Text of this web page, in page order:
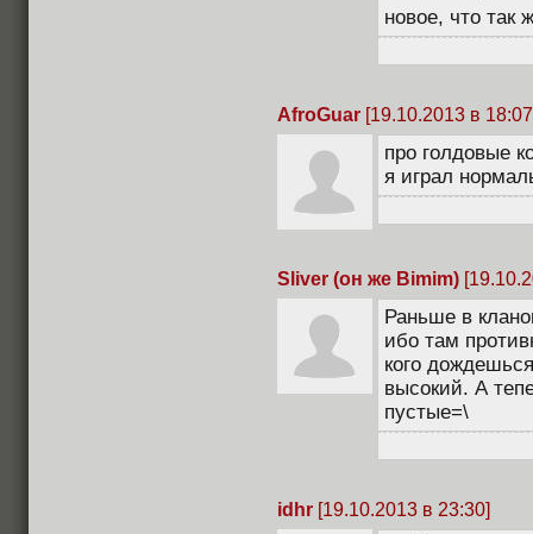
новое, что так
AfroGuar [19.10.2013 в
про голдовые
я играл
Sliver (он же Bimim)
Раньше в
ибо там
кого
высокий. А
пустые=\
idhr [19.10.2013 в 23:30]